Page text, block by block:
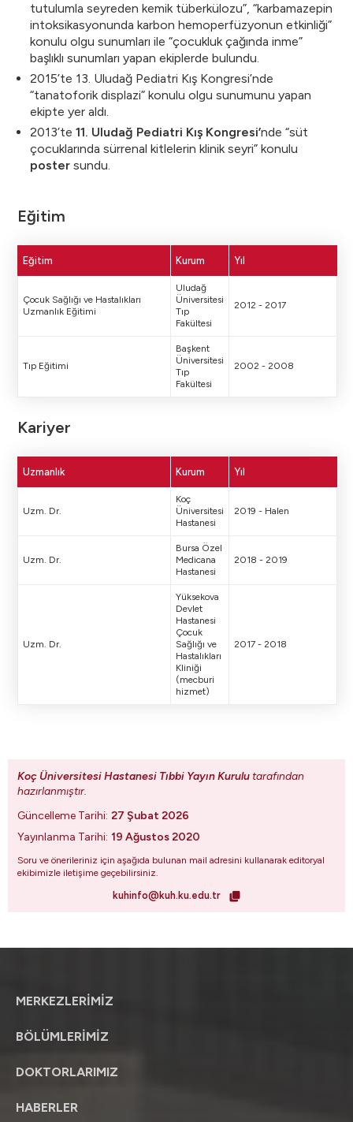
tutulumla seyreden kemik tüberkülozu”, “karbamazepin
intoksikasyonunda karbon hemoperfüzyonun etkinliği”
konulu olgu sunumları ile “çocukluk çağında inme”
başlıklı sunumları yapan ekiplerde bulundu.
2015’te 13. Uludağ Pediatri Kış Kongresi’nde
“tanatoforik displazi” konulu olgu sunumunu yapan
ekipte yer aldı.
2013’te 11. Uludağ Pediatri Kış Kongresi’nde “süt
çocuklarında sürrenal kitlelerin klinik seyri” konulu
poster sundu.
Eğitim
Eğitim Kurum Yıl
Çocuk Sağlığı ve Hastalıkları
Uzmanlık Eğitimi
Uludağ
Üniversitesi
Tıp
Fakültesi
2012 - 2017
Tıp Eğitimi
Başkent
Üniversitesi
Tıp
Fakültesi
2002 - 2008
Kariyer
Uzmanlık Kurum Yıl
Uzm. Dr.
Koç
Üniversitesi
Hastanesi
2019 - Halen
Uzm. Dr.
Bursa Özel
Medicana
Hastanesi
2018 - 2019
Uzm. Dr.
Yüksekova
Devlet
Hastanesi
Çocuk
Sağlığı ve
Hastalıkları
Kliniği
(mecburi
hizmet)
2017 - 2018
Koç Üniversitesi Hastanesi Tıbbi Yayın Kurulu tarafından
hazırlanmıştır.
Güncelleme Tarihi: 27 Şubat 2026
Yayınlanma Tarihi: 19 Ağustos 2020
Soru ve önerileriniz için aşağıda bulunan mail adresini kullanarak editoryal
ekibimizle iletişime geçebilirsiniz.
kuhinfo@kuh.ku.edu.tr
MERKEZLERİMİZ
BÖLÜMLERİMİZ
DOKTORLARIMIZ
HABERLER